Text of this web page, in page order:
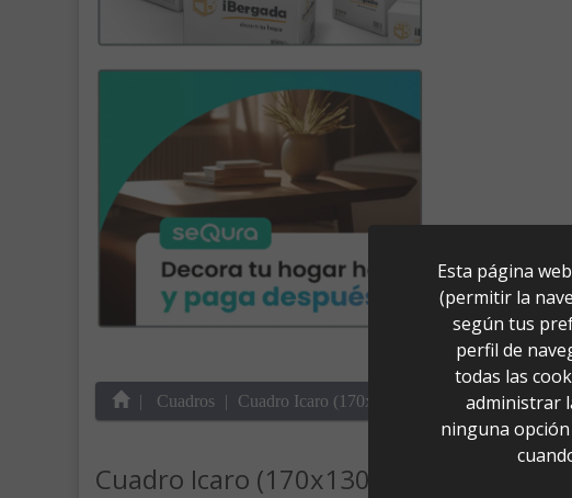
Cuadros Cuadro Icaro (170x130)
Cuadro Icaro (170x130)
Esta página
(permitir la
según tus
perfil de
todas las
administrar
ninguna